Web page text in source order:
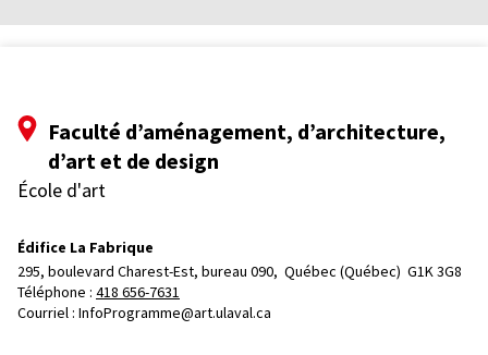
Faculté d’aménagement, d’architecture,
d’art et de design
École d'art
Édifice La Fabrique
295, boulevard Charest-Est, bureau 090, Québec (Québec)  G1K 3G8
Téléphone : 418 656-7631
Courriel : InfoProgramme@art.ulaval.ca